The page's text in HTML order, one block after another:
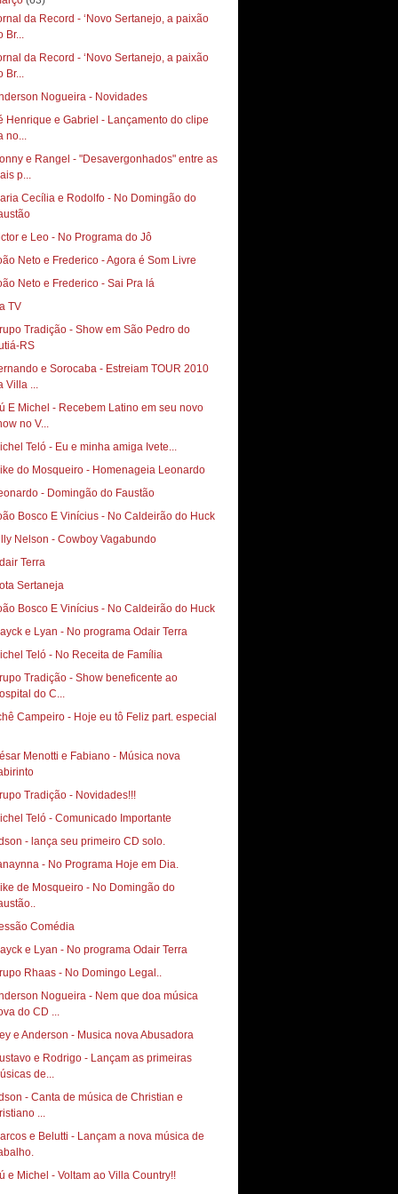
da Record - ‘Novo Sertanejo, a paixão
Br...
da Record - ‘Novo Sertanejo, a paixão
Br...
Nogueira - Novidades
Henrique e Gabriel - Lançamento do clipe
no...
e Rangel - "Desavergonhados" entre as
p...
Cecília e Rodolfo - No Domingão do
e Leo - No Programa do Jô
Neto e Frederico - Agora é Som Livre
Neto e Frederico - Sai Pra lá
TV
Tradição - Show em São Pedro do
RS
e Sorocaba - Estreiam TOUR 2010
Villa ...
E Michel - Recebem Latino em seu novo
no V...
Teló - Eu e minha amiga Ivete...
do Mosqueiro - Homenageia Leonardo
- Domingão do Faustão
João Bosco E Vinícius - No Caldeirão do Huck‏
Nelson - Cowboy Vagabundo
Terra
Sertaneja
João Bosco E Vinícius - No Caldeirão do Huck‏
e Lyan - No programa Odair Terra
Teló - No Receita de Família
Tradição - Show beneficente ao
do C...
Campeiro - Hoje eu tô Feliz part. especial
Menotti e Fabiano - Música nova
Tradição - Novidades!!!
Teló - Comunicado Importante
Edson - lança seu primeiro CD solo.‏
- No Programa Hoje em Dia.
de Mosqueiro - No Domingão do
Comédia
e Lyan - No programa Odair Terra
Rhaas - No Domingo Legal..
Nogueira - Nem que doa música
do CD ...
e Anderson - Musica nova Abusadora
e Rodrigo - Lançam as primeiras
de...
- Canta de música de Christian e
...
e Belutti - Lançam a nova música de
e Michel - Voltam ao Villa Country!!